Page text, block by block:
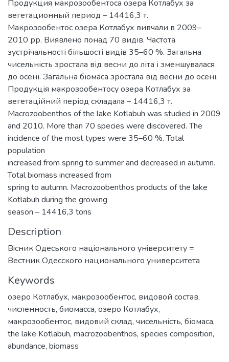
Продукция макрозообентоса озера Котлабух за
вегетационный период – 14416,3 т.
Макрозообентос озера Котлабух вивчали в 2009–
2010 рр. Виявлено понад 70 видів. Частота
зустрічальності більшості видів 35–60 %. Загальна
чисельність зростала від весни до літа і зменшувалася
до осені. Загальна біомаса зростала від весни до осені.
Продукція макрозообентосу озера Котлабух за
вегетаційний період складала – 14416,3 т.
Macrozoobenthos of the lake Kotlabuh was studied in 2009
and 2010. More than 70 species were discovered. The
incidence of the most types were 35–60 %. Total
population
increased from spring to summer and decreased in autumn.
Total biomass increased from
spring to autumn. Macrozoobenthos products of the lake
Kotlabuh during the growing
season – 14416,3 tons
Description
Вiсник Одеського нацiонального унiверситету =
Вестник Одесского национального университета
Keywords
озеро Котлабух, макрозообентос, видовой состав,
численность, биомасса, озеро Котлабух,
макрозообентос, видовий склад, чисельність, біомаса,
the lake Kotlabuh, macrozoobenthos, species composition,
abundance, biomass